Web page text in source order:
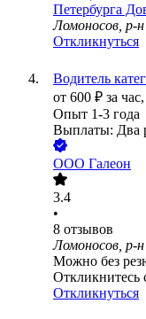
Петербурга
Ломоносов, р-
Откликнуться
Водитель
от 600 ₽ за час,
Опыт 1-3 года
Выплаты: Два
ООО Галеон
3.4
•
8 отзывов
Ломоносов, р-
Можно без
Откликнитесь
Откликнуться